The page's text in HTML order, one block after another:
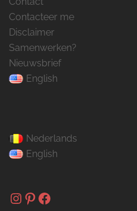
Contacteer me
Disclaimer
Samenwerken?
Nieuwsbrief
English
Nederlands
English
Instagram
Pinterest
Facebook